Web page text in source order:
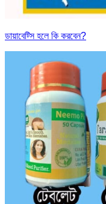
ডায়াবেট্সি হলে কি করবেন?